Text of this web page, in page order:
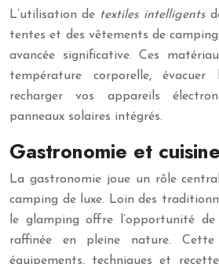
L’utilisation de textiles intelligents
tentes et des vêtements de
avancée significative. Ces
température corporelle, évacuer
recharger vos appareils
panneaux solaires intégrés.
Gastronomie et
La gastronomie joue un rôle
camping de luxe. Loin des
le glamping offre l’opportunité de
raffinée en pleine nature.
équipements, techniques et